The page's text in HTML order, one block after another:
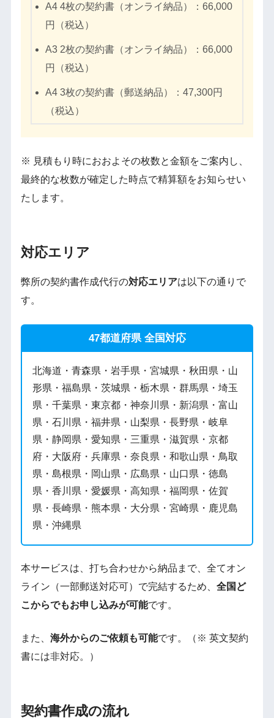
A4 4枚の契約書（オンライ納品）：66,000
円（税込）
A3 2枚の契約書（オンライ納品）：66,000
円（税込）
A4 3枚の契約書（郵送納品）：47,300円
（税込）
※ 見積もり時におおよその枚数と金額をご案内し、
最終的な枚数が確定した時点で精算額をお知らせい
たします。
対応エリア
弊所の契約書作成代行の対応エリアは以下の通りで
す。
47都道府県 全国対応
北海道・青森県・岩手県・宮城県・秋田県・山
形県・福島県・茨城県・栃木県・群馬県・埼玉
県・千葉県・東京都・神奈川県・新潟県・富山
県・石川県・福井県・山梨県・長野県・岐阜
県・静岡県・愛知県・三重県・滋賀県・京都
府・大阪府・兵庫県・奈良県・和歌山県・鳥取
県・島根県・岡山県・広島県・山口県・徳島
県・香川県・愛媛県・高知県・福岡県・佐賀
県・長崎県・熊本県・大分県・宮崎県・鹿児島
県・沖縄県
本サービスは、打ち合わせから納品まで、全てオン
ライン（一部郵送対応可）で完結するため、 全国ど
こからでもお申し込みが可能です。
また、 海外からのご依頼も可能です。（※ 英文契約
書には非対応。）
契約書作成の流れ